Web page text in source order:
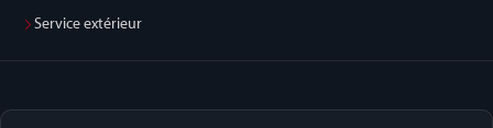
Service extérieur